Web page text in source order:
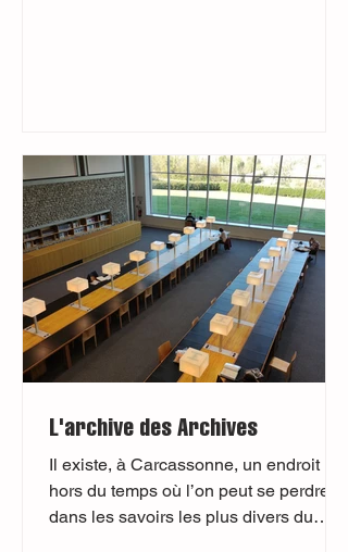
L'archive des Archives
Il existe, à Carcassonne, un endroit
hors du temps où l’on peut se perdre
dans les savoirs les plus divers du